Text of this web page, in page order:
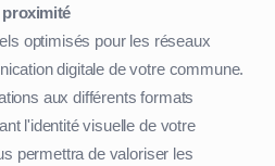
optimisés pour les réseaux
digitale de votre commune.
aux différents formats
l'identité visuelle de votre
permettra de valoriser les